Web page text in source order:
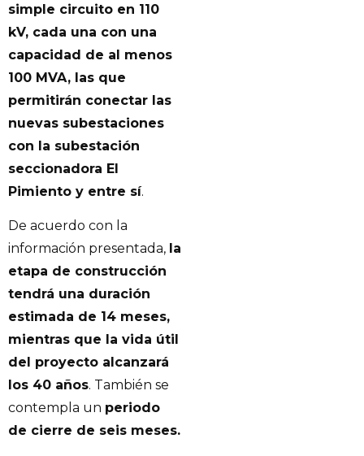
simple circuito en 110
kV, cada una con una
capacidad de al menos
100 MVA, las que
permitirán conectar las
nuevas subestaciones
con la subestación
seccionadora El
Pimiento y entre sí.
De acuerdo con la
información presentada, la
etapa de construcción
tendrá una duración
estimada de 14 meses,
mientras que la vida útil
del proyecto alcanzará
los 40 años. También se
contempla un periodo
de cierre de seis meses.